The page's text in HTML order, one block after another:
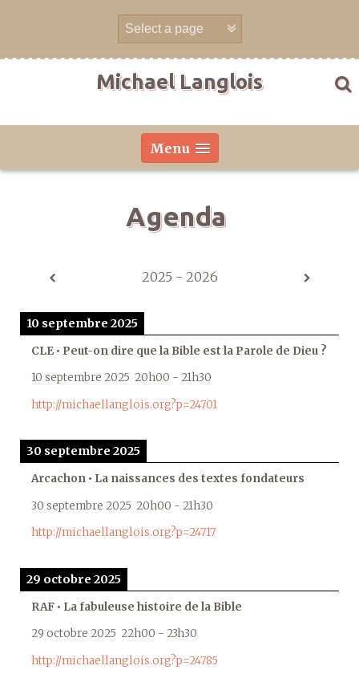
Michael Langlois
Menu
Agenda
2025 - 2026
10 septembre 2025
CLE • Peut-on dire que la Bible est la Parole de Dieu ?
10 septembre 2025 20h00 - 21h30
http://michaellanglois.org?p=24701
30 septembre 2025
Arcachon • La naissances des textes fondateurs
30 septembre 2025 20h00 - 21h30
http://michaellanglois.org?p=24717
29 octobre 2025
RAF • La fabuleuse histoire de la Bible
29 octobre 2025 22h00 - 23h30
http://michaellanglois.org?p=24785